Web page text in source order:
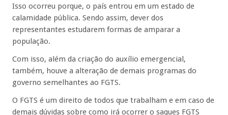
Isso ocorreu porque, o país entrou em um estado de
calamidade pública. Sendo assim, dever dos
representantes estudarem formas de amparar a
população.
Com isso, além da criação do auxílio emergencial,
também, houve a alteração de demais programas do
governo semelhantes ao FGTS.
O FGTS é um direito de todos que trabalham e em caso de
demais dúvidas sobre como irá ocorrer o saques FGTS